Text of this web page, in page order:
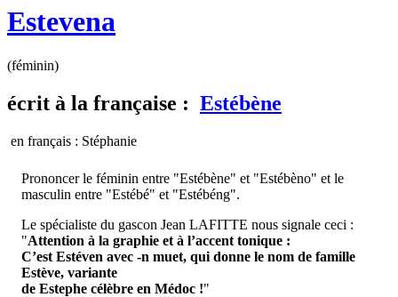
Estevena
(féminin)
écrit à la française : Estébène
en français : Stéphanie
Prononcer le féminin entre "Estébène" et "Estébèno" et le
masculin entre "Estébé" et "Estébéng".
Le spécialiste du gascon Jean LAFITTE nous signale ceci :
"Attention à la graphie et à l’accent tonique :
C’est Estéven avec -n muet, qui donne le nom de famille
Estève, variante
de Estephe célèbre en Médoc !"